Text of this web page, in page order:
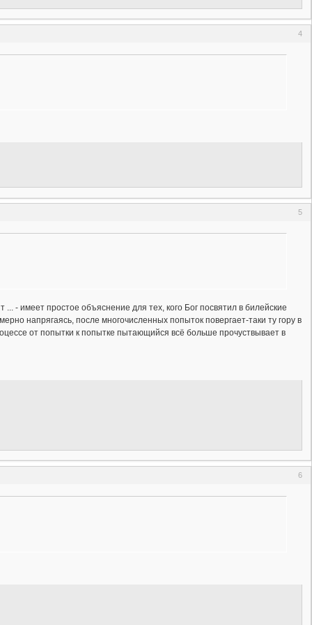
4
5
- имеет простое объяснение для тех, кого Бог посвятил в билейские
напрягаясь, после многочисленных попыток повергает-таки ту гору в
от попытки к попытке пытающийся всё больше прочуствывает в
6